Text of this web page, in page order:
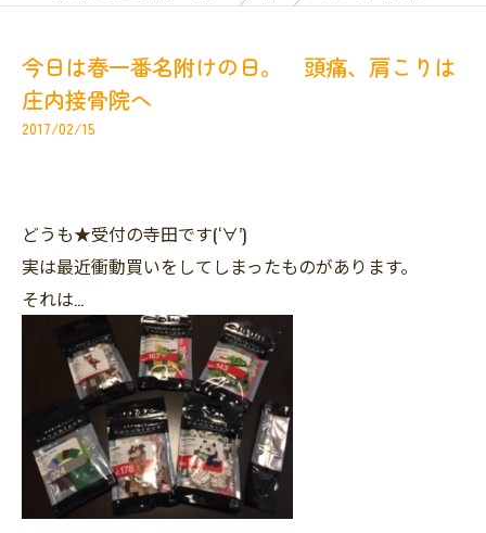
今日は春一番名附けの日。 頭痛、肩こりは
庄内接骨院へ
2017/02/15
どうも★受付の寺田です(‘∀’)
実は最近衝動買いをしてしまったものがあります。
それは…